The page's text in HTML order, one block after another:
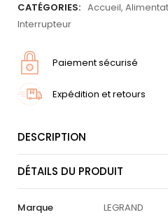
CATÉGORIES: Accueil,
Interrupteur
Paiement sécurisé
Expédition et retours
DESCRIPTION
DÉTAILS DU PRODUIT
Marque
LEGRAND